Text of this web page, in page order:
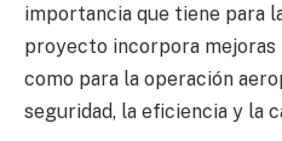
importancia que tiene para
proyecto incorpora mejoras
como para la operación
seguridad, la eficiencia y la